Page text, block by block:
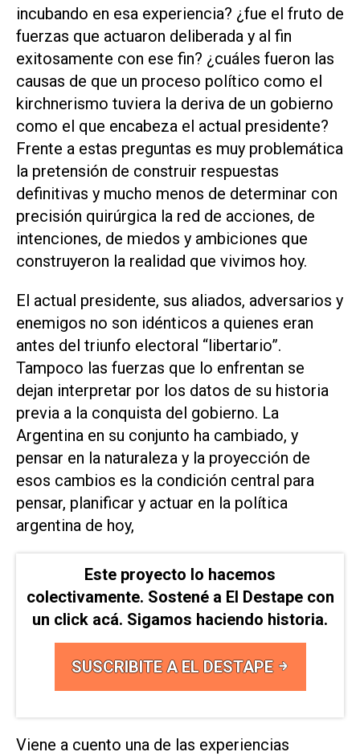
incubando en esa experiencia? ¿fue el fruto de
fuerzas que actuaron deliberada y al fin
exitosamente con ese fin? ¿cuáles fueron las
causas de que un proceso político como el
kirchnerismo tuviera la deriva de un gobierno
como el que encabeza el actual presidente?
Frente a estas preguntas es muy problemática
la pretensión de construir respuestas
definitivas y mucho menos de determinar con
precisión quirúrgica la red de acciones, de
intenciones, de miedos y ambiciones que
construyeron la realidad que vivimos hoy.
El actual presidente, sus aliados, adversarios y
enemigos no son idénticos a quienes eran
antes del triunfo electoral “libertario”.
Tampoco las fuerzas que lo enfrentan se
dejan interpretar por los datos de su historia
previa a la conquista del gobierno. La
Argentina en su conjunto ha cambiado, y
pensar en la naturaleza y la proyección de
esos cambios es la condición central para
pensar, planificar y actuar en la política
argentina de hoy,
Este proyecto lo hacemos
colectivamente. Sostené a El Destape con
un click acá. Sigamos haciendo historia.
SUSCRIBITE A EL DESTAPE
Viene a cuento una de las experiencias